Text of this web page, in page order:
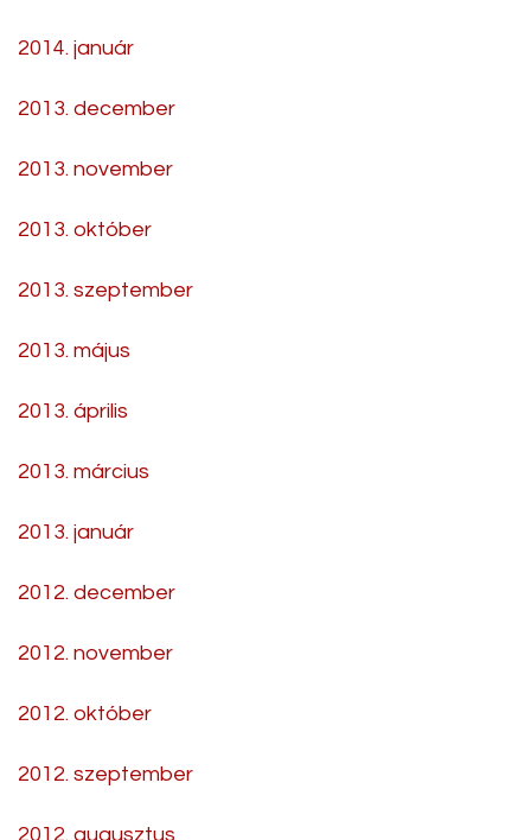
2014. január
2013. december
2013. november
2013. október
2013. szeptember
2013. május
2013. április
2013. március
2013. január
2012. december
2012. november
2012. október
2012. szeptember
2012. augusztus